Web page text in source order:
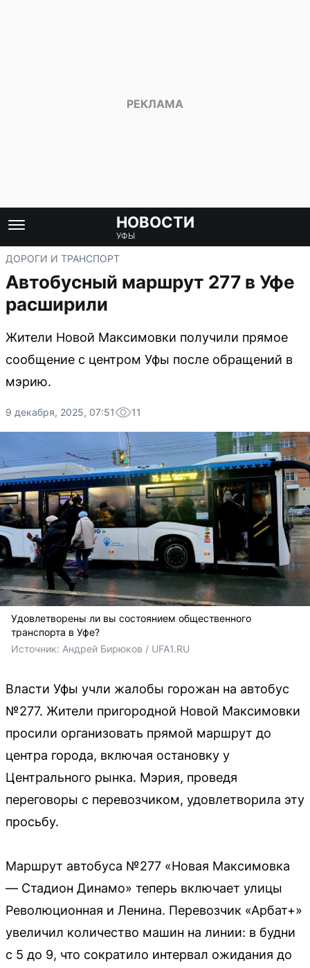
НОВОСТИ
УФЫ
ДОРОГИ И ТРАНСПОРТ
Автобусный маршрут 277 в Уфе
расширили
Жители Новой Максимовки получили прямое
сообщение с центром Уфы после обращений в
мэрию.
9 декабря, 2025, 07:51 11
Удовлетворены ли вы состоянием общественного
транспорта в Уфе?
Источник: Андрей Бирюков / UFA1.RU
Власти Уфы учли жалобы горожан на автобус
№277. Жители пригородной Новой Максимовки
просили организовать прямой маршрут до
центра города, включая остановку у
Центрального рынка. Мэрия, проведя
переговоры с перевозчиком, удовлетворила эту
просьбу.
Маршрут автобуса №277 «Новая Максимовка
— Стадион Динамо» теперь включает улицы
Революционная и Ленина. Перевозчик «Арбат+»
увеличил количество машин на линии: в будни
с 5 до 9, что сократило интервал ожидания до